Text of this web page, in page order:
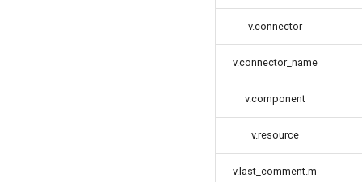
v.connector
v.connector_name
v.component
v.resource
v.last_comment.m